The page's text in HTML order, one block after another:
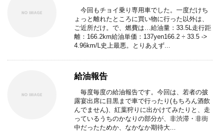
今回もチョイ乗り専用車でした。一度だけち
ょっと離れたところに買い物に行った以外は、
ご近所だけ。で、燃費は…給油量：33.5L走行距
離：166.2km給油単価：137yen166.2 ÷ 33.5 ->
4.96km/L史上最悪。とりあえず...
給油報告
毎度毎度の給油報告です。今回は、若者の披
露宴出席に目黒まで車で行ったり(もちろん酒飲
んでません)、紅葉狩りに出かけてみたりと、走
っているうちのかなりの部分が、非渋滞・非街
中だったためか、なかなか期待大...